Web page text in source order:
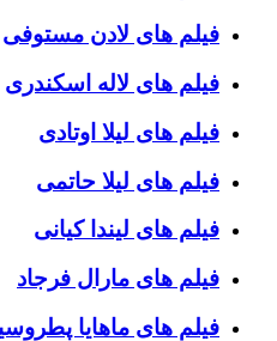
فیلم های لادن مستوفی
فیلم های لاله اسکندری
فیلم های لیلا اوتادی
فیلم های لیلا حاتمی
فیلم های لیندا کیانی
فیلم های مارال فرجاد
فیلم های ماهایا